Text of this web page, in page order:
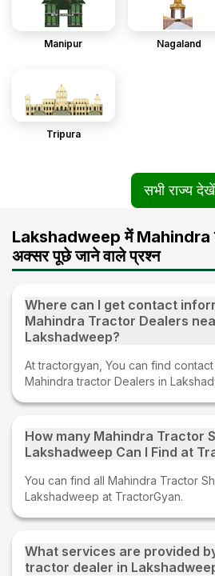
Manipur Nagaland
Tripura
सभी राज्य देखें
Lakshadweep में Mahindra
अक्सर पूछे जाने वाले प्रश्न
Where can I get contact
Mahindra Tractor Dealers
Lakshadweep?
At tractorgyan, You can find
Mahindra tractor Dealers in
How many Mahindra Tractor
Lakshadweep Can I Find at
You can find all Mahindra Tractor
Lakshadweep at TractorGyan.
What services are provided
tractor dealer in